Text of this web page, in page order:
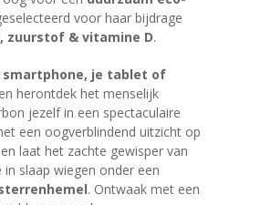
voor haar bijdrage
zuurstof & vitamine D.
smartphone, je tablet of
en herontdek het menselijk
jezelf in een spectaculaire
een oogverblindend uitzicht op
laat het zachte gewisper van
in slaap wiegen onder een
. Ontwaak met een